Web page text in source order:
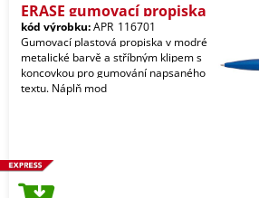
ERASE gumovací propiska
kód výrobku:APR_116701
Gumovací plastová propiska v modré
metalické barvě a stříbným klipem s
koncovkou pro gumování napsaného
textu. Náplň mod